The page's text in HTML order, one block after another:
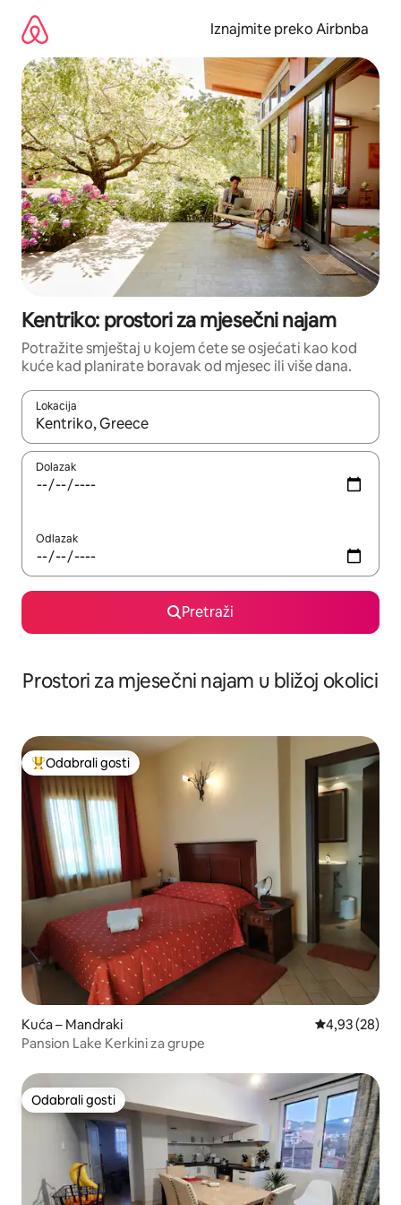
sadržaj
Iznajmite preko Airbnba
Kentriko: prostori za mjesečni najam
Potražite smještaj u kojem ćete se osjećati kao kod
kuće kad planirate boravak od mjesec ili više dana.
Lokacija
Kada budu dostupni rezultati, moći ćete ih pregledati
Dolazak
Odlazak
Pretraži
Prostori za mjesečni najam u bližoj okolici
Među najviše rangiranima s oznakom „Odabrali gosti”
Odabrali gosti
Kuća – Mandraki Prosječna
4,93 (28)
Pansion Lake Kerkini za grupe
Odabrali gosti
Odabrali gosti